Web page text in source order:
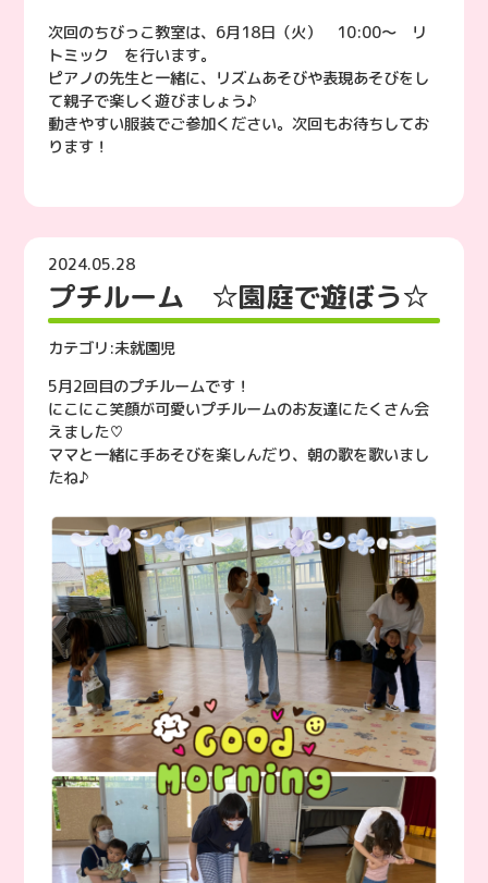
次回のちびっこ教室は、6月18日（火） 10:00〜 リ
トミック を行います。
ピアノの先生と一緒に、リズムあそびや表現あそびをし
て親子で楽しく遊びましょう♪
動きやすい服装でご参加ください。次回もお待ちしてお
ります！
2024.05.28
プチルーム ☆園庭で遊ぼう☆
カテゴリ:未就園児
5月2回目のプチルームです！
にこにこ笑顔が可愛いプチルームのお友達にたくさん会
えました♡
ママと一緒に手あそびを楽しんだり、朝の歌を歌いまし
たね♪